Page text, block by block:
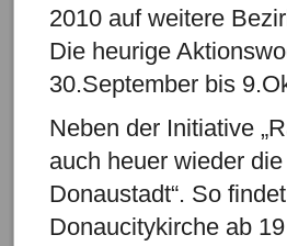
2010 auf weitere
Die heurige
30.September bis
Neben der Initiative
auch heuer wieder
Donaustadt“. So
Donaucitykirche ab